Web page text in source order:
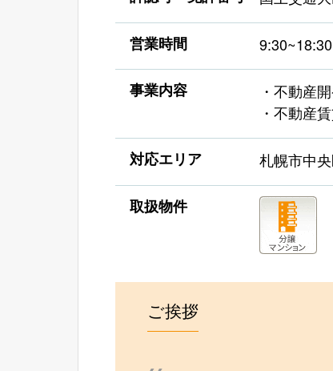
営業時間 9:30~18:30
事業内容
・不動産
・不動産
対応エリア 札幌市中
取扱物件
ご挨拶